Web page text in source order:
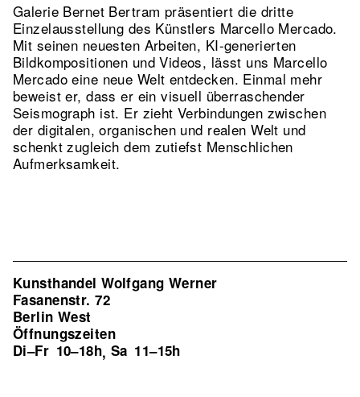
Galerie Bernet Bertram präsentiert die dritte
Einzelausstellung des Künstlers Marcello Mercado.
Mit seinen neuesten Arbeiten, KI-generierten
Bildkompositionen und Videos, lässt uns Marcello
Mercado eine neue Welt entdecken. Einmal mehr
beweist er, dass er ein visuell überraschender
Seismograph ist. Er zieht Verbindungen zwischen
der digitalen, organischen und realen Welt und
schenkt zugleich dem zutiefst Menschlichen
Aufmerksamkeit.
Kunsthandel Wolfgang Werner
Fasanenstr. 72
Berlin West
Öffnungszeiten
Di–Fr 10–18h, Sa 11–15h